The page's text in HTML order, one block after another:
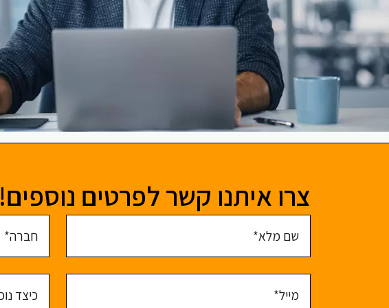
צרו איתנו קשר לפרטים נוספים!